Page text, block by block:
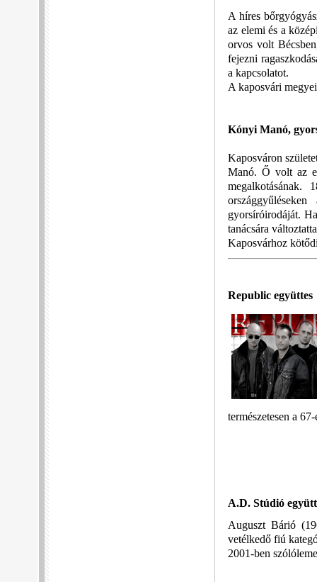
A híres
az elemi és a
orvos volt
fejezni
a kapcsolatot.
A kaposvári
Kónyi Manó,
Kaposváron
Manó. Ő volt az
gyorsíróirodáját.
tanácsára
Kaposvárhoz
Republic együttes
természetesen a
A.D. Stúdió
Auguszt Bárió
vetélkedő fiú
2001-ben